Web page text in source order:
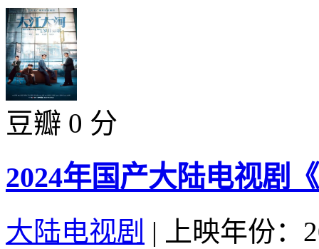
豆瓣 0 分
2024年国产大陆电视剧
大陆电视剧 |
上映年份：